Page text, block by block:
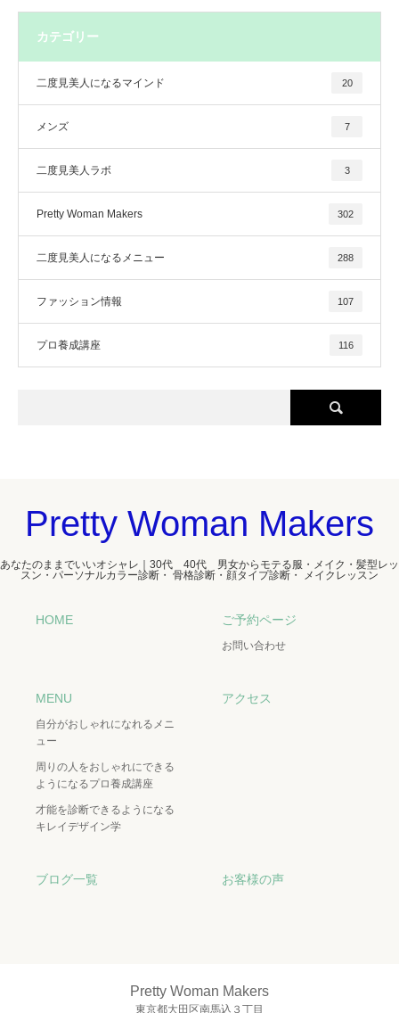
カテゴリー
二度見美人になるマインド 20
メンズ 7
二度見美人ラボ 3
Pretty Woman Makers 302
二度見美人になるメニュー 288
ファッション情報 107
プロ養成講座 116
Pretty Woman Makers
あなたのままでいいオシャレ｜30代 40代 男女からモテる服・メイク・髪型レッ
スン・パーソナルカラー診断・ 骨格診断・顔タイプ診断・ メイクレッスン
HOME ご予約ページ
お問い合わせ
MENU
自分がおしゃれになれるメニ
ュー
周りの人をおしゃれにできる
ようになるプロ養成講座
才能を診断できるようになる
キレイデザイン学
アクセス
ブログ一覧 お客様の声
Pretty Woman Makers
東京都大田区南馬込３丁目